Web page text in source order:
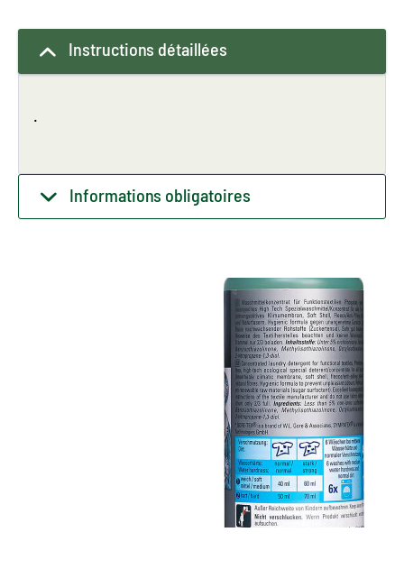
Instructions détaillées
.
Informations obligatoires